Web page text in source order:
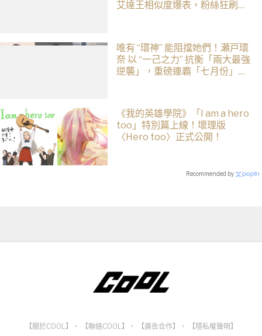
艾達王相似度爆表，粉絲狂刷
唯有 “環神” 能阻擋她們！瀬戸環
奈 以 “一己之力” 抗衡「兩大最強
逆襲」，重磅連霸「七月份」榜
《我的英雄學院》「I am a hero
too」特別篇上線！壞理版
〈Hero too〉正式公開！
Recommended by
【關於COOL】 、 【聯絡COOL】 、 【廣告合作】 、 【隱私權聲明】